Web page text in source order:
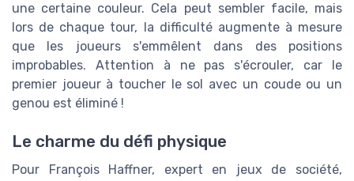
une certaine couleur. Cela peut sembler facile, mais
lors de chaque tour, la difficulté augmente à mesure
que les joueurs s'emmêlent dans des positions
improbables. Attention à ne pas s'écrouler, car le
premier joueur à toucher le sol avec un coude ou un
genou est éliminé !
Le charme du défi physique
Pour François Haffner, expert en jeux de société,